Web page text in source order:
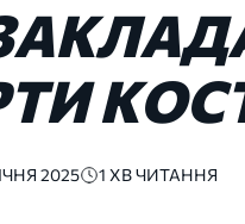
2025 1 ХВ ЧИТАННЯ